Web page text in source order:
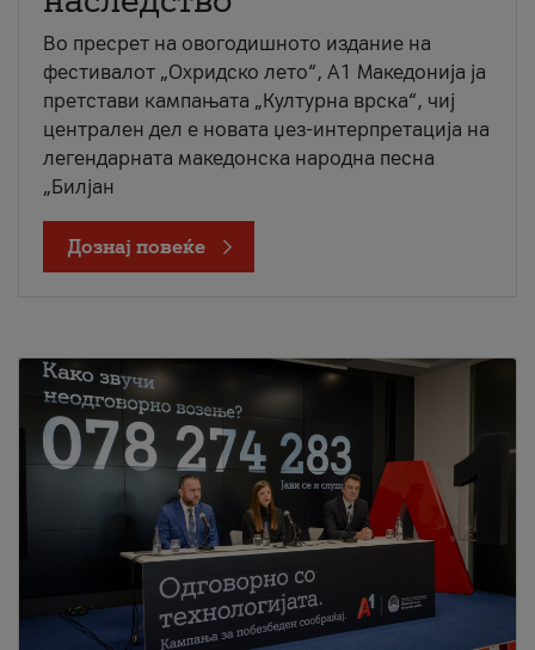
Во пресрет на овогодишното издание на
фестивалот „Охридско лето“, А1 Македонија ја
претстави кампањата „Културна врска“, чиј
централен дел е новата џез-интерпретација на
легендарната македонска народна песна
„Билјан
Дознај повеќе